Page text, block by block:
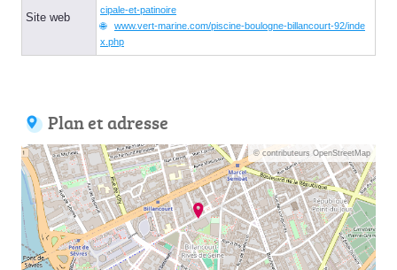
Site web
cipale-et-patinoire
www.vert-marine.com/piscine-boulogne-billancourt-92/inde
x.php
Plan et adresse
© contributeurs OpenStreetMap